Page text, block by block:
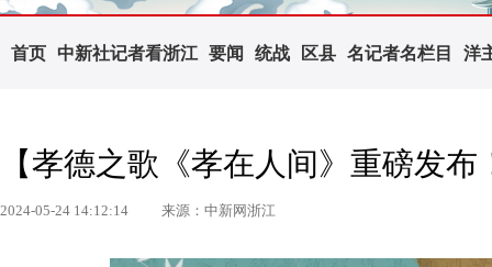
首页 中新社记者看浙江 要闻 统战 区县 名记者名栏目 洋
【孝德之歌《孝在人间》重磅发布
2024-05-24 14:12:14 来源：中新网浙江